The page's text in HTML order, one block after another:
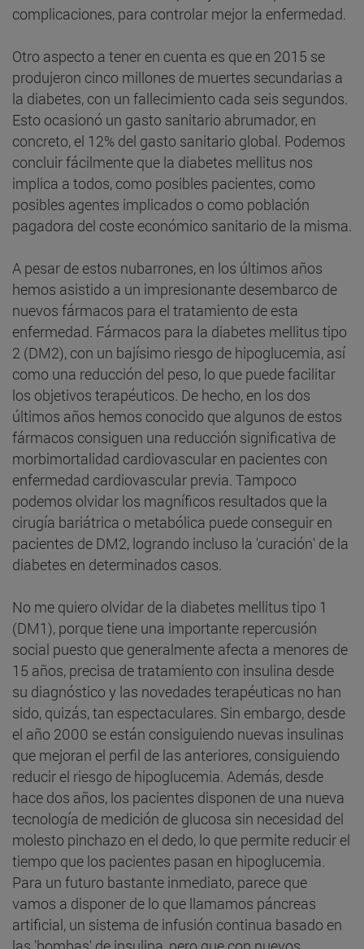
complicaciones, para controlar mejor la enfermedad.
Otro aspecto a tener en cuenta es que en 2015 se
produjeron cinco millones de muertes secundarias a
la diabetes, con un fallecimiento cada seis segundos.
Esto ocasionó un gasto sanitario abrumador, en
concreto, el 12% del gasto sanitario global. Podemos
concluir fácilmente que la diabetes mellitus nos
implica a todos, como posibles pacientes, como
posibles agentes implicados o como población
pagadora del coste económico sanitario de la misma.
A pesar de estos nubarrones, en los últimos años
hemos asistido a un impresionante desembarco de
nuevos fármacos para el tratamiento de esta
enfermedad. Fármacos para la diabetes mellitus tipo
2 (DM2), con un bajísimo riesgo de hipoglucemia, así
como una reducción del peso, lo que puede facilitar
los objetivos terapéuticos. De hecho, en los dos
últimos años hemos conocido que algunos de estos
fármacos consiguen una reducción significativa de
morbimortalidad cardiovascular en pacientes con
enfermedad cardiovascular previa. Tampoco
podemos olvidar los magníficos resultados que la
cirugía bariátrica o metabólica puede conseguir en
pacientes de DM2, logrando incluso la 'curación' de la
diabetes en determinados casos.
No me quiero olvidar de la diabetes mellitus tipo 1
(DM1), porque tiene una importante repercusión
social puesto que generalmente afecta a menores de
15 años, precisa de tratamiento con insulina desde
su diagnóstico y las novedades terapéuticas no han
sido, quizás, tan espectaculares. Sin embargo, desde
el año 2000 se están consiguiendo nuevas insulinas
que mejoran el perfil de las anteriores, consiguiendo
reducir el riesgo de hipoglucemia. Además, desde
hace dos años, los pacientes disponen de una nueva
tecnología de medición de glucosa sin necesidad del
molesto pinchazo en el dedo, lo que permite reducir el
tiempo que los pacientes pasan en hipoglucemia.
Para un futuro bastante inmediato, parece que
vamos a disponer de lo que llamamos páncreas
artificial, un sistema de infusión continua basado en